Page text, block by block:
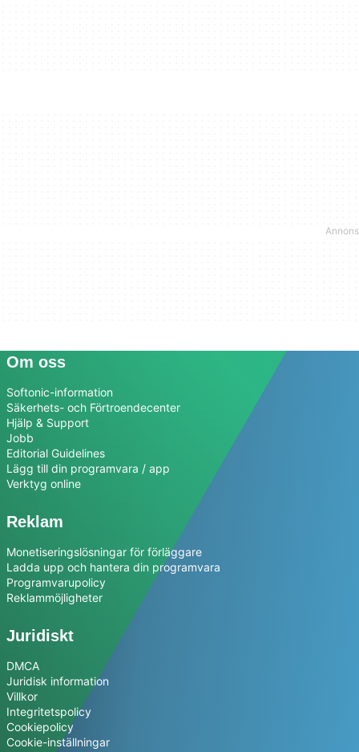
Om oss
Softonic-information
Säkerhets- och Förtroendecenter
Hjälp & Support
Jobb
Editorial Guidelines
Lägg till din programvara / app
Verktyg online
Reklam
Monetiseringslösningar för förläggare
Ladda upp och hantera din programvara
Programvarupolicy
Reklammöjligheter
Juridiskt
DMCA
Juridisk information
Villkor
Integritetspolicy
Cookiepolicy
Cookie-inställningar